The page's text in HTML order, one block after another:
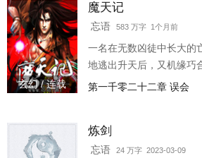
玄幻 / 连载
魔天记
忘语 583 万字 1个月前
一名在无数凶徒中长大的
地逃出升天后，又机缘巧
一修炼宗门中，从此一个
第一千零二十二章 误会
炼剑
忘语 24 万字 2023-03-09